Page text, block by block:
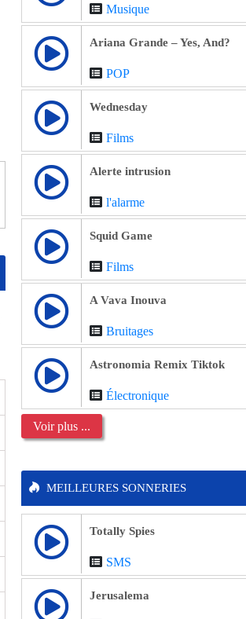
Musique
Ariana Grande – Yes, And?
POP
Wednesday
Films
Alerte intrusion
l'alarme
Squid Game
Films
A Vava Inouva
Bruitages
Astronomia Remix Tiktok
Électronique
Voir plus ...
MEILLEURES SONNERIES
Totally Spies
SMS
Jerusalema